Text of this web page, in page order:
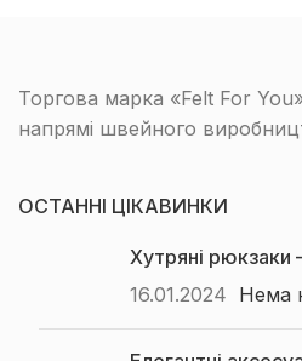
Торгова марка «Felt For
напрямі швейного
ОСТАННІ ЦІКАВИНКИ
Хутряні
16.01.2024 Нема